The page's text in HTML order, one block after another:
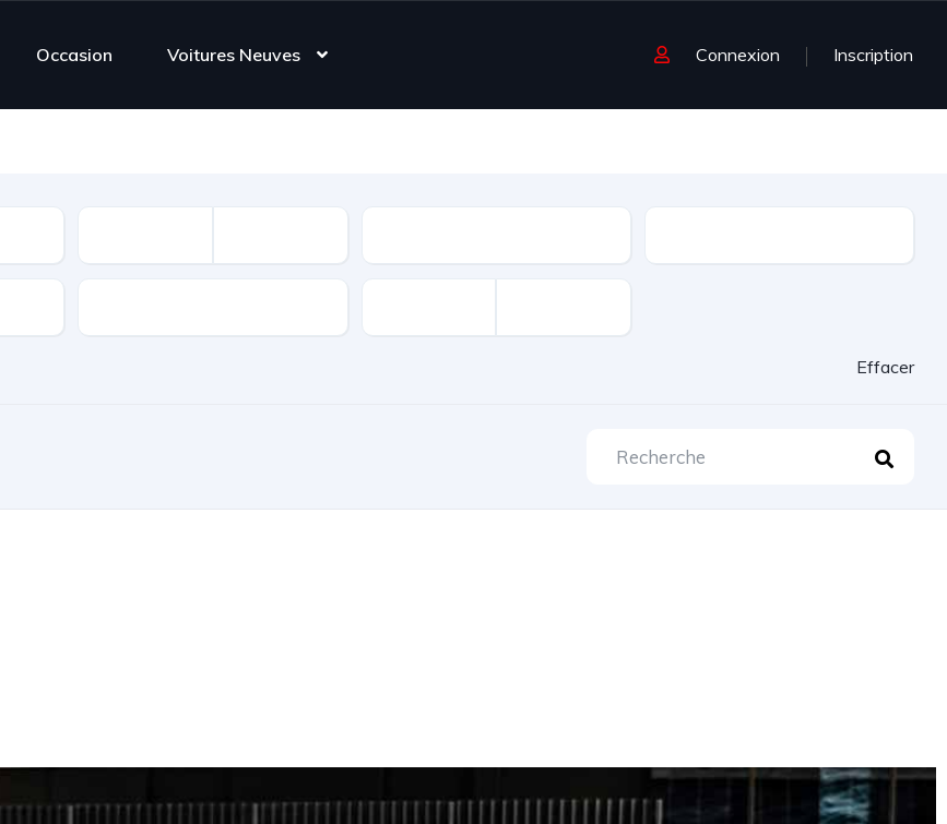
Occasion Voitures Neuves Connexion Inscription
Effacer